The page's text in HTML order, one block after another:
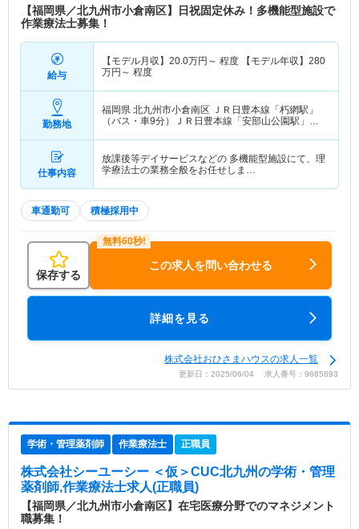
【福岡県／北九州市小倉南区】日祝固定休み！多機能型施設で
作業療法士募集！
給与
【モデル月収】 20.0万円～ 程度 【モデル年収】 280
万円～ 程度
勤務地
福岡県 北九州市小倉南区 ＪＲ日豊本線「朽網駅」
（バス・車9分）ＪＲ日豊本線「安部山公園駅」
仕事内容
放課後等デイサービスなどの 多機能型施設にて、理
学療法士の業務全般をお任せしま…
車通勤可 積極採用中
保存する
この求人を問い合わせる
詳細を見る
株式会社おひさまハウスの求人一覧
更新日：2025/06/04 求人番号：9685893
学術・管理薬剤師 作業療法士 正職員
株式会社シーユーシー ＜仮＞CUC北九州の学術・管理
薬剤師,作業療法士求人(正職員)
【福岡県／北九州市小倉南区】在宅医療分野でのマネジメント
職募集！